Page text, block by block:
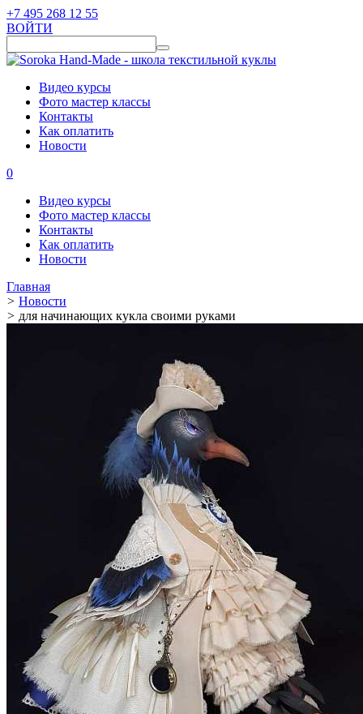
+7 495 268 12 55
ВОЙТИ
Видео курсы
Фото мастер классы
Контакты
Как оплатить
Новости
0
Видео курсы
Фото мастер классы
Контакты
Как оплатить
Новости
Главная
> Новости
> для начинающих кукла своими руками